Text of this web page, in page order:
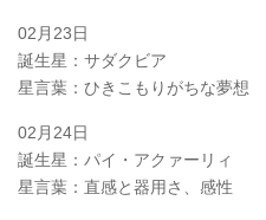
02月23日
誕生星：サダクビア
星言葉：ひきこもりがちな夢想
02月24日
誕生星：パイ・アクァーリィ
星言葉：直感と器用さ、感性